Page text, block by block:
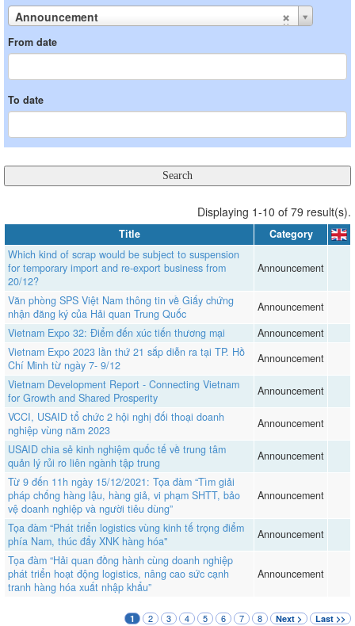
Announcement
From date
To date
Displaying 1-10 of 79 result(s).
Title
Category
Which kind of scrap would be subject to suspension
for temporary import and re-export business from
20/12?
Announcement
Văn phòng SPS Việt Nam thông tin về Giấy chứng
nhận đăng ký của Hải quan Trung Quốc
Announcement
Vietnam Expo 32: Điểm đến xúc tiến thương mại
Announcement
Vietnam Expo 2023 lần thứ 21 sắp diễn ra tại TP. Hồ
Chí Minh từ ngày 7- 9/12
Announcement
Vietnam Development Report - Connecting Vietnam
for Growth and Shared Prosperity
Announcement
VCCI, USAID tổ chức 2 hội nghị đối thoại doanh
nghiệp vùng năm 2023
Announcement
USAID chia sẻ kinh nghiệm quốc tế về trung tâm
quản lý rủi ro liên ngành tập trung
Announcement
Từ 9 đến 11h ngày 15/12/2021: Tọa đàm “Tìm giải
pháp chống hàng lậu, hàng giả, vi phạm SHTT, bảo
vệ doanh nghiệp và người tiêu dùng”
Announcement
Tọa đàm “Phát triển logistics vùng kinh tế trọng điểm
phía Nam, thúc đẩy XNK hàng hóa"
Announcement
Tọa đàm “Hải quan đồng hành cùng doanh nghiệp
phát triển hoạt động logistics, nâng cao sức cạnh
tranh hàng hóa xuất nhập khẩu”
Announcement
1 2 3 4 5 6 7 8 Next > Last >>